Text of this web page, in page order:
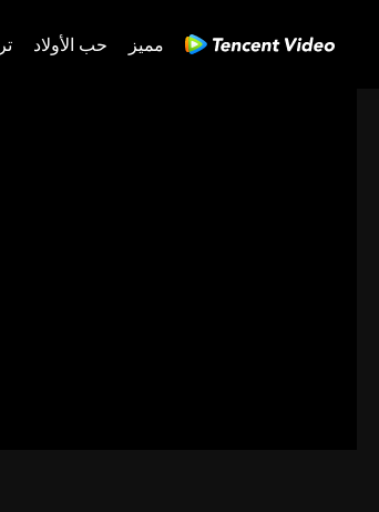
مميز حب الأولاد